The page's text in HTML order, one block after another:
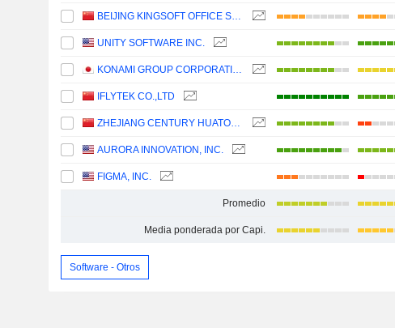
BEIJING KINGSOFT OFFICE SOFTWARE, INC.
UNITY SOFTWARE INC.
KONAMI GROUP CORPORATION
IFLYTEK CO.,LTD
ZHEJIANG CENTURY HUATONG GROUP CO.,LTD
AURORA INNOVATION, INC.
FIGMA, INC.
Promedio
Media ponderada por Capi.
Software - Otros